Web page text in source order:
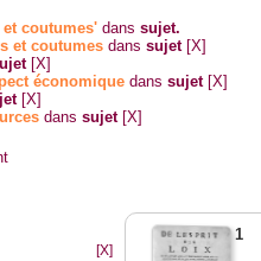
coutumes' danssujet.
et coutumes danssujet [X]
[X]
économique danssujet [X]
[X]
danssujet [X]
[X]
1